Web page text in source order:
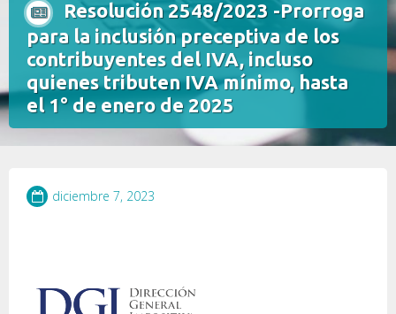
Resolución 2548/2023 -Prorroga
para la inclusión preceptiva de los
contribuyentes del IVA, incluso
quienes tributen IVA mínimo, hasta
el 1° de enero de 2025
diciembre 7, 2023